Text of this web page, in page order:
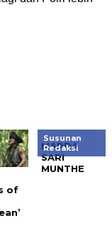
of
Susunan
Redaksi
MARDA
SARI
MUNTHE